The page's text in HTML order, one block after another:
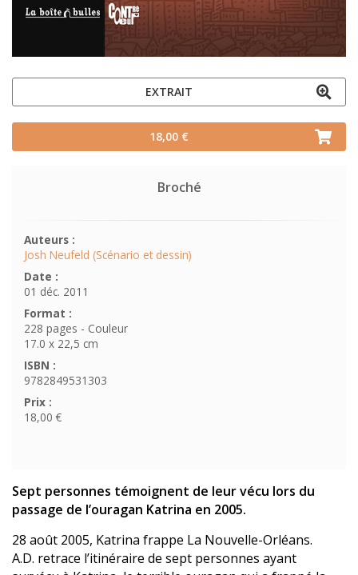
EXTRAIT
18,00 €
Broché
Auteurs :
Josh Neufeld (Scénario et dessin)
Date :
01 déc. 2011
Format :
228 pages - Couleur
17.0 x 22,5 cm
ISBN :
9782849531303
Prix :
18,00 €
Sept personnes témoignent de leur vécu lors du
passage de l’ouragan Katrina en 2005.
28 août 2005, Katrina frappe La Nouvelle-Orléans.
A.D. retrace l’itinéraire de sept personnes ayant